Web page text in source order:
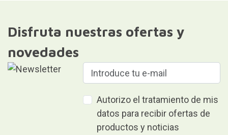
Disfruta nuestras ofertas y
novedades
Autorizo el tratamiento de mis
datos para recibir ofertas de
productos y noticias